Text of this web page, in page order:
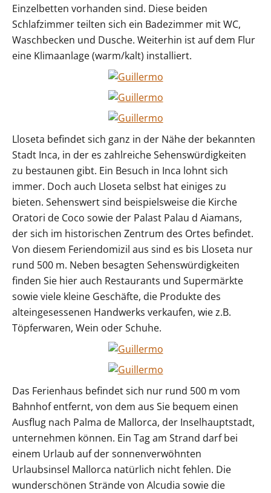
Einzelbetten vorhanden sind. Diese beiden
Schlafzimmer teilten sich ein Badezimmer mit WC,
Waschbecken und Dusche. Weiterhin ist auf dem Flur
eine Klimaanlage (warm/kalt) installiert.
Lloseta befindet sich ganz in der Nähe der bekannten
Stadt Inca, in der es zahlreiche Sehenswürdigkeiten
zu bestaunen gibt. Ein Besuch in Inca lohnt sich
immer. Doch auch Lloseta selbst hat einiges zu
bieten. Sehenswert sind beispielsweise die Kirche
Oratori de Coco sowie der Palast Palau d Aiamans,
der sich im historischen Zentrum des Ortes befindet.
Von diesem Feriendomizil aus sind es bis Lloseta nur
rund 500 m. Neben besagten Sehenswürdigkeiten
finden Sie hier auch Restaurants und Supermärkte
sowie viele kleine Geschäfte, die Produkte des
alteingesessenen Handwerks verkaufen, wie z.B.
Töpferwaren, Wein oder Schuhe.
Das Ferienhaus befindet sich nur rund 500 m vom
Bahnhof entfernt, von dem aus Sie bequem einen
Ausflug nach Palma de Mallorca, der Inselhauptstadt,
unternehmen können. Ein Tag am Strand darf bei
einem Urlaub auf der sonnenverwöhnten
Urlaubsinsel Mallorca natürlich nicht fehlen. Die
wunderschönen Strände von Alcudia sowie die